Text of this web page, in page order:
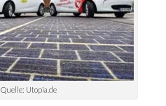
Quelle: Utopia.de